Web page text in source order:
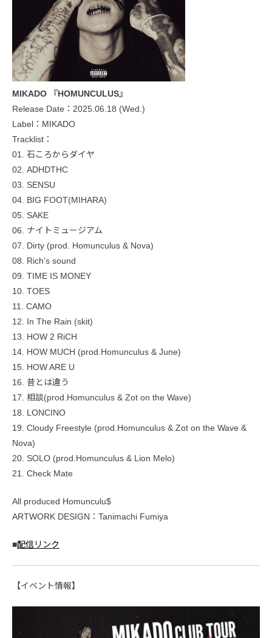
MIKADO 『HOMUNCULUS』
Release Date：2025.06.18 (Wed.)
Label：MIKADO
Tracklist：
01. 石ころからダイヤ
02. ADHDTHC
03. SENSU
04. BIG FOOT(MIHARA)
05. SAKE
06. ナイトミュージアム
07. Dirty (prod. Homunculus & Nova)
08. Rich’s sound
09. TIME IS MONEY
10. TOES
11. CAMO
12. In The Rain (skit)
13. HOW 2 RiCH
14. HOW MUCH (prod.Homunculus & June)
15. HOW ARE U
16. 昔とは違う
17. 相談(prod.Homunculus & Zot on the Wave)
18. LONCINO
19. Cloudy Freestyle (prod.Homunculus & Zot on the Wave &
Nova)
20. SOLO (prod.Homunculus & Lion Melo)
21. Check Mate
All produced Homunculu$
ARTWORK DESIGN：Tanimachi Fumiya
■配信リンク
【イベント情報】